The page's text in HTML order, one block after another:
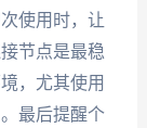
使用时，让
节点是最稳
，尤其使用
最后提醒个